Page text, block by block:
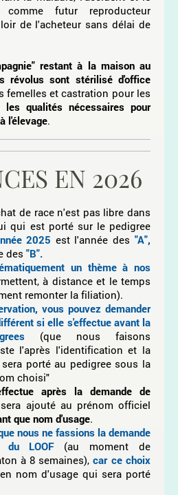
futur reproducteur
de l'acheteur sans délai de
restant à la maison au
révolus sont stérilisé d'office
femelles et castration pour les
qualités nécessaires pour
l'élevage.
EN 2026
de race n'est pas libre dans
qui est porté sur le pedigree
2025 est l'année des "A",
des "B".
un thème à nos
à distance et le temps
remonter la filiation).
vous pouvez demander
si elle s'effectue avant la
(que nous faisons
l'après l'identification et la
porté au pedigree sous la
choisi"
après la demande de
ajouté au prénom officiel
que nom d'usage.
nous ne fassions la demande
du LOOF
(au moment de
à 8 semaines), car ce choix
nom d'usage qui sera porté